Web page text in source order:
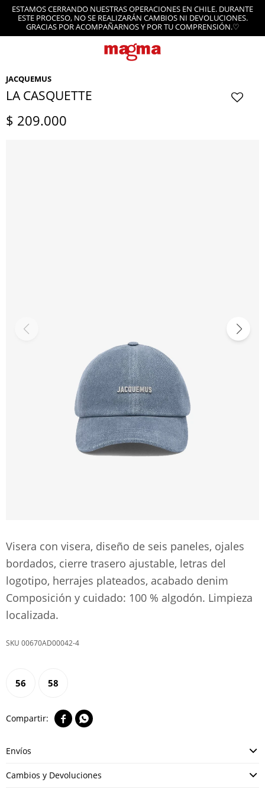
ESTAMOS CERRANDO NUESTRAS OPERACIONES EN CHILE. DURANTE
ESTE PROCESO, NO SE REALIZARÁN CAMBIOS NI DEVOLUCIONES.
GRACIAS POR ACOMPAÑARNOS Y POR TU COMPRENSIÓN.♡
JACQUEMUS
LA CASQUETTE
$ 209.000
Visera con visera, diseño de seis paneles, ojales
bordados, cierre trasero ajustable, letras del
logotipo, herrajes plateados, acabado denim
Composición y cuidado: 100 % algodón. Limpieza
localizada.
00670AD00042-4
56 58
 
Envíos
Cambios y Devoluciones